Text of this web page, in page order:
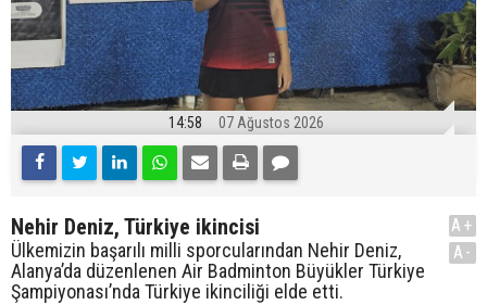
14:58 07 Ağustos 2026
Nehir Deniz, Türkiye ikincisi
Ülkemizin başarılı milli sporcularından Nehir Deniz,
Alanya’da düzenlenen Air Badminton Büyükler Türkiye
Şampiyonası’nda Türkiye ikinciliği elde etti.
A+
A-